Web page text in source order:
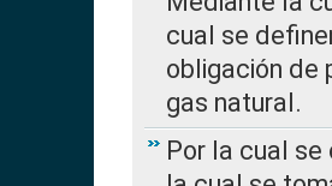
cual se
obligación de
gas natural.
Por la cual se